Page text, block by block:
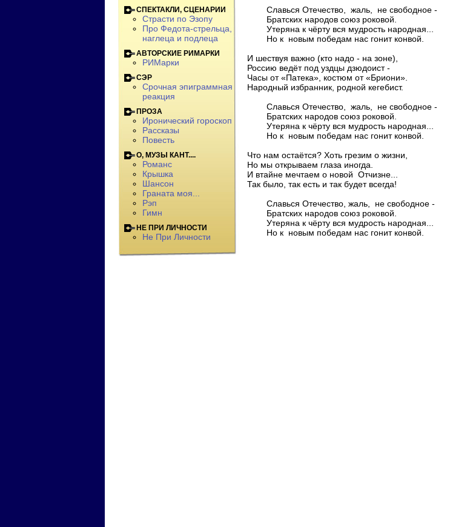
Славься Отечество, жаль, не свободное -
Братских народов союз роковой.
Утеряна к чёрту вся мудрость народная...
Но к новым победам нас гонит конвой.
И шествуя важно (кто надо - на зоне),
Россию ведёт под уздцы дзюдоист -
Часы от «Патека», костюм от «Бриони».
Народный избранник, родной кегебист.
Славься Отечество, жаль, не свободное -
Братских народов союз роковой.
Утеряна к чёрту вся мудрость народная...
Но к новым победам нас гонит конвой.
Что нам остаётся? Хоть грезим о жизни,
Но мы открываем глаза иногда.
И втайне мечтаем о новой Отчизне...
Так было, так есть и так будет всегда!
Славься Отечество, жаль, не свободное -
Братских народов союз роковой.
Утеряна к чёрту вся мудрость народная...
Но к новым победам нас гонит конвой.
СПЕКТАКЛИ, СЦЕНАРИИ
Страсти по Эзопу
Про Федота-стрельца,
наглеца и подлеца
АВТОРСКИЕ РИМАРКИ
РИМарки
СЭР
Срочная эпиграммная
реакция
ПРОЗА
Иронический гороскоп
Рассказы
Повесть
О, МУЗЫ КАНТ....
Романс
Крышка
Шансон
Граната моя...
Рэп
Гимн
НЕ ПРИ ЛИЧНОСТИ
Не При Личности